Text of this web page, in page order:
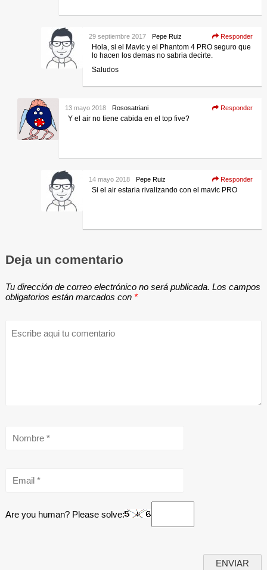
Pepe Ruiz
29 septiembre 2017 Responder
Hola, si el Mavic y el Phantom 4 PRO seguro que
lo hacen los demas no sabria decirte.
Saludos
Rososatriani
13 mayo 2018 Responder
Y el air no tiene cabida en el top five?
Pepe Ruiz
14 mayo 2018 Responder
Si el air estaria rivalizando con el mavic PRO
Deja un comentario
Tu dirección de correo electrónico no será publicada. Los campos
obligatorios están marcados con *
Are you human? Please solve: